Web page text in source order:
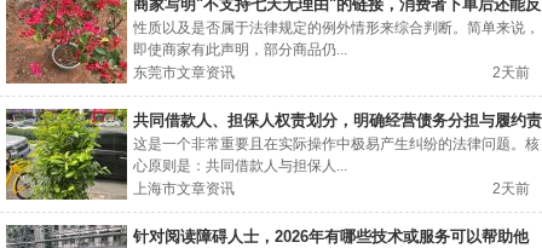
商家写明"不支持七天无理由"的链接，消费者下单后还能反
悔吗？
性质以及是否属于法律规定的例外情形来综合判断。简单来说，
即使商家有此声明，部分商品仍...
东莞市文章资讯
2天前
共同借款人、担保人权责划分，明确经营债务分担与履约责
任
这是一个非常重要且在实际操作中极易产生纠纷的法律问题。核
心原则是：共同借款人与担保人...
上海市文章资讯
2天前
针对阅读障碍人士，2026年有哪些技术或服务可以帮助他